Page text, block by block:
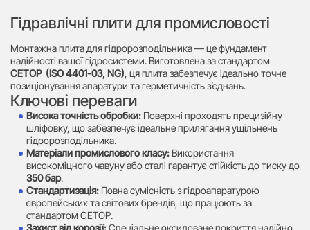
Гідравлічні плити для промисловості
Монтажна плита для гідророзподільника — це фундамент
надійності вашої гідросистеми. Виготовлена за стандартом
CETOP (ISO 4401-03, NG), ця плита забезпечує ідеально точне
позиціонування апаратури та герметичність з’єднань.
Ключові переваги
Висока точність обробки: Поверхні проходять прецизійну
шліфовку, що забезпечує ідеальне прилягання ущільнень
гідророзподільника.
Матеріали промислового класу: Використання
високоміцного чавуну або сталі гарантує стійкість до тиску до
350 бар.
Стандартизація: Повна сумісність з гідроапаратурою
європейських та світових брендів, що працюють за
стандартом CETOP.